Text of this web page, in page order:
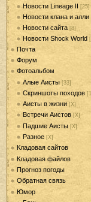
Новости Lineage II [25]
Новости клана и алли
Новости сайта [8]
Новости Shock World
Почта
Форум
Фотоальбом
Алые Аисты [33]
Скриншоты походов
Аисты в жизни [Х]
Встречи Аистов [Х]
Падшие Аисты [Х]
Разное [Х]
Кладовая сайтов
Кладовая файлов
Прогноз погоды
Обратная связь
Юмор